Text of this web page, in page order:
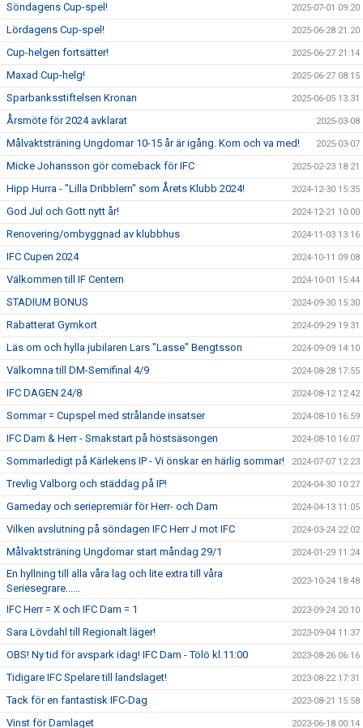
Söndagens Cup-spel! 2025-07-01 09:20
Lördagens Cup-spel! 2025-06-28 21:20
Cup-helgen fortsätter! 2025-06-27 21:14
Maxad Cup-helg! 2025-06-27 08:15
Sparbanksstiftelsen Kronan 2025-06-05 13:31
Årsmöte för 2024 avklarat 2025-03-08
Målvaktsträning Ungdomar 10-15 år är igång. Kom och va med! 2025-03-07
Micke Johansson gör comeback för IFC 2025-02-23 18:21
Hipp Hurra - "Lilla Dribblern" som Årets Klubb 2024! 2024-12-30 15:35
God Jul och Gott nytt år! 2024-12-21 10:00
Renovering/ombyggnad av klubbhus 2024-11-03 13:16
IFC Cupen 2024 2024-10-11 09:08
Välkommen till IF Centern 2024-10-01 15:44
STADIUM BONUS 2024-09-30 15:30
Rabatterat Gymkort 2024-09-29 19:31
Läs om och hylla jubilaren Lars "Lasse" Bengtsson 2024-09-09 14:10
Välkomna till DM-Semifinal 4/9 2024-08-28 17:55
IFC DAGEN 24/8 2024-08-12 12:42
Sommar = Cupspel med strålande insatser 2024-08-10 16:59
IFC Dam & Herr - Smakstart på höstsäsongen 2024-08-10 16:07
Sommarledigt på Kärlekens IP - Vi önskar en härlig sommar! 2024-07-07 12:23
Trevlig Valborg och städdag på IP! 2024-04-30 10:27
Gameday och seriepremiär för Herr- och Dam 2024-04-13 11:05
Vilken avslutning på söndagen IFC Herr J mot IFC 2024-03-24 22:02
Målvaktsträning Ungdomar start måndag 29/1 2024-01-29 11:24
En hyllning till alla våra lag och lite extra till våra
Seriesegrare......
2023-10-24 18:48
IFC Herr = X och IFC Dam = 1 2023-09-24 20:10
Sara Lövdahl till Regionalt läger! 2023-09-04 11:37
OBS! Ny tid för avspark idag! IFC Dam - Tölö kl.11:00 2023-08-26 06:16
Tidigare IFC Spelare till landslaget! 2023-08-22 17:31
Tack för en fantastisk IFC-Dag 2023-08-21 15:58
Vinst för Damlaget 2023-06-18 00:14